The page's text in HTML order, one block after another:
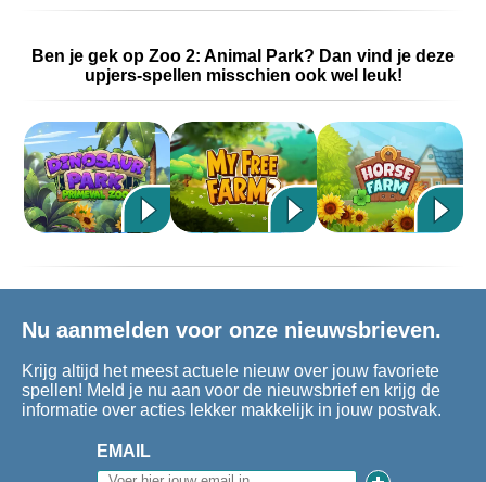
Ben je gek op Zoo 2: Animal Park? Dan vind je deze
upjers-spellen misschien ook wel leuk!
Nu aanmelden voor onze nieuwsbrieven.
Krijg altijd het meest actuele nieuw over jouw favoriete
spellen! Meld je nu aan voor de nieuwsbrief en krijg de
informatie over acties lekker makkelijk in jouw postvak.
EMAIL